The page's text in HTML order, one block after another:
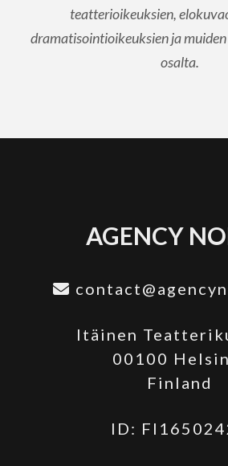
teatterioikeuksien,
dramatisointioikeuksien ja
osalta.
AGENCY
Itäinen
00100
Finland
ID: